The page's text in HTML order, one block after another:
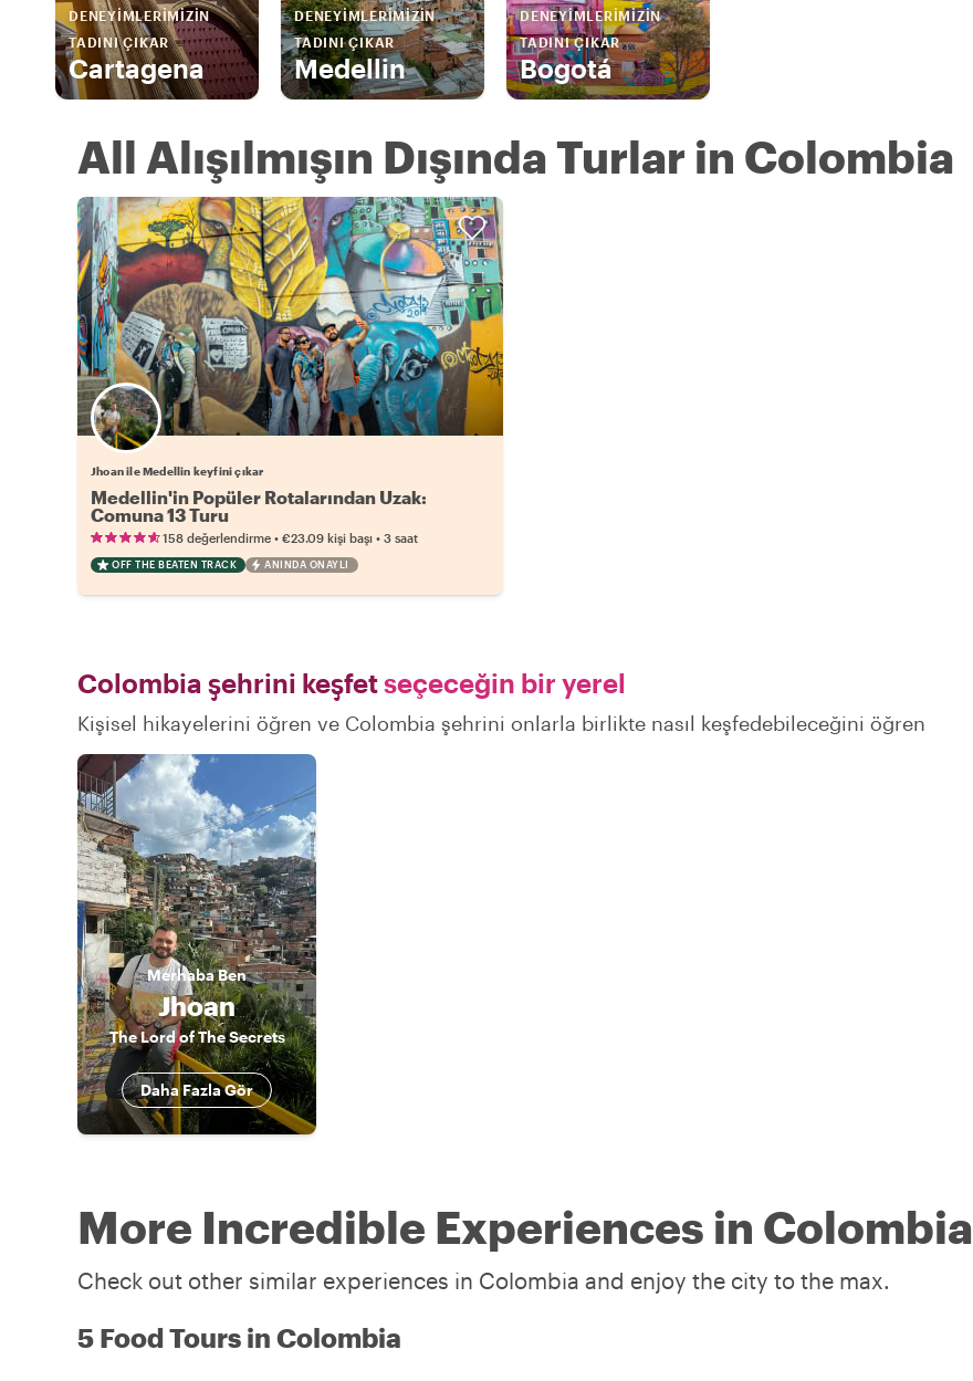
DENEYIMLERIMIZIN
TADINI ÇIKAR
Cartagena
DENEYIMLERIMIZIN
TADINI ÇIKAR
Medellin
DENEYIMLERIMIZIN
TADINI ÇIKAR
Bogotá
All Alışılmışın Dışında Turlar in Colombia
Jhoan ile Medellin keyfini çıkar
Medellin'in Popüler Rotalarından Uzak:
Comuna 13 Turu
158 değerlendirme • €23.09 kişi başı • 3 saat
OFF THE BEATEN TRACK ANINDA ONAYLI
Colombia şehrini keşfetseçeceğin bir yerel
Kişisel hikayelerini öğren ve Colombia şehrini onlarla birlikte nasıl keşfedebileceğini öğren
MerhabaBen
Jhoan
The Lord of The Secrets
Daha Fazla Gör
More Incredible Experiences in Colombia
Check out other similar experiences in Colombia and enjoy the city to the max.
5 Food Tours in Colombia